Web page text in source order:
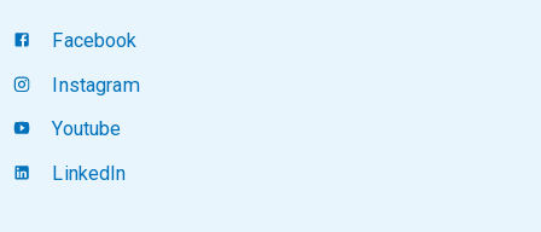
Facebook
Instagram
Youtube
LinkedIn